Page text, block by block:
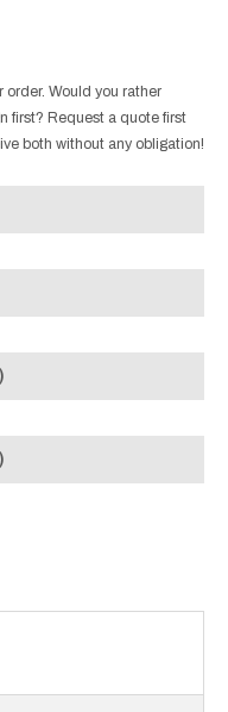
Would you rather
first? Request a quote first
both without any obligation!